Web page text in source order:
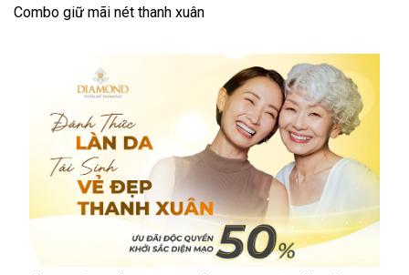
Combo giữ mãi nét thanh xuân